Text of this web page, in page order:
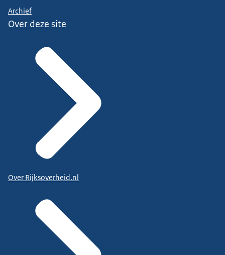
Archief
Over deze site
Over Rijksoverheid.nl